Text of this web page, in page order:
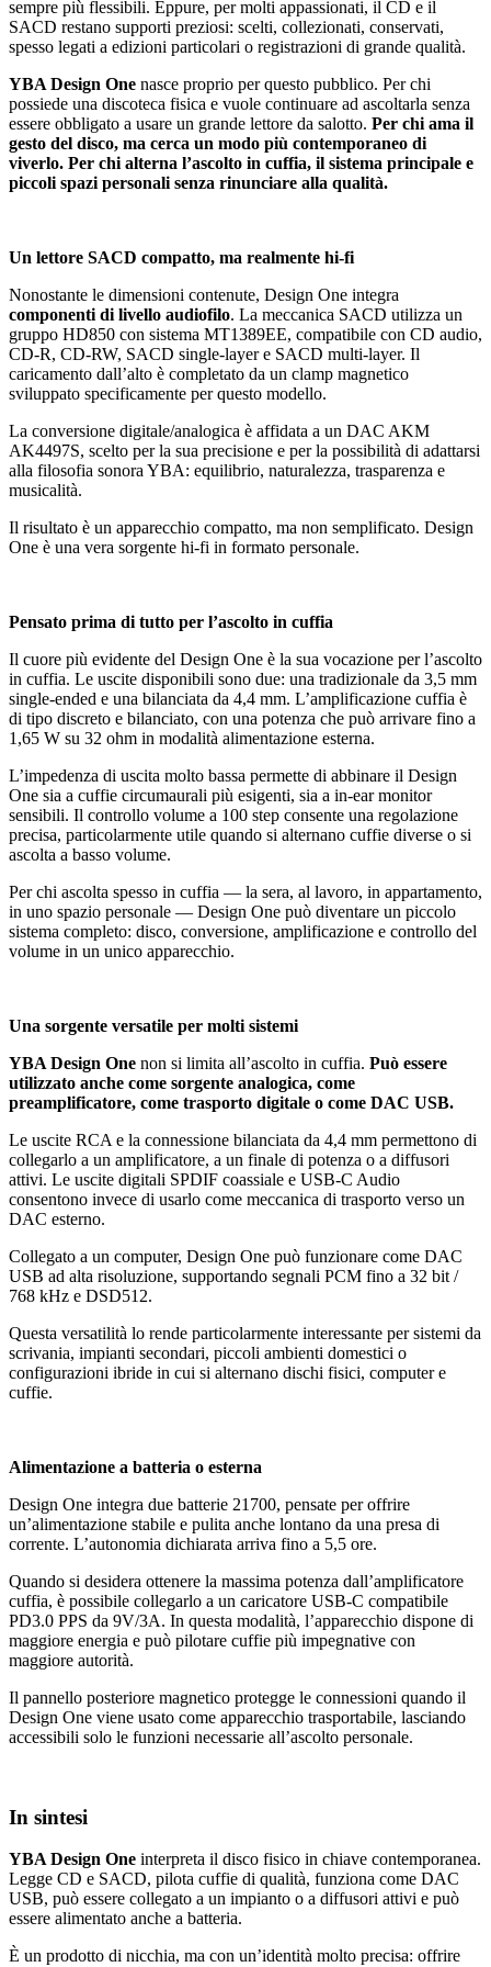
sempre più flessibili. Eppure, per molti appassionati, il CD e il
SACD restano supporti preziosi: scelti, collezionati, conservati,
spesso legati a edizioni particolari o registrazioni di grande qualità.
YBA Design One nasce proprio per questo pubblico. Per chi
possiede una discoteca fisica e vuole continuare ad ascoltarla senza
essere obbligato a usare un grande lettore da salotto. Per chi ama il
gesto del disco, ma cerca un modo più contemporaneo di
viverlo. Per chi alterna l’ascolto in cuffia, il sistema principale e
piccoli spazi personali senza rinunciare alla qualità.
Un lettore SACD compatto, ma realmente hi-fi
Nonostante le dimensioni contenute, Design One integra
componenti di livello audiofilo. La meccanica SACD utilizza un
gruppo HD850 con sistema MT1389EE, compatibile con CD audio,
CD-R, CD-RW, SACD single-layer e SACD multi-layer. Il
caricamento dall’alto è completato da un clamp magnetico
sviluppato specificamente per questo modello.
La conversione digitale/analogica è affidata a un DAC AKM
AK4497S, scelto per la sua precisione e per la possibilità di adattarsi
alla filosofia sonora YBA: equilibrio, naturalezza, trasparenza e
musicalità.
Il risultato è un apparecchio compatto, ma non semplificato. Design
One è una vera sorgente hi-fi in formato personale.
Pensato prima di tutto per l’ascolto in cuffia
Il cuore più evidente del Design One è la sua vocazione per l’ascolto
in cuffia. Le uscite disponibili sono due: una tradizionale da 3,5 mm
single-ended e una bilanciata da 4,4 mm. L’amplificazione cuffia è
di tipo discreto e bilanciato, con una potenza che può arrivare fino a
1,65 W su 32 ohm in modalità alimentazione esterna.
L’impedenza di uscita molto bassa permette di abbinare il Design
One sia a cuffie circumaurali più esigenti, sia a in-ear monitor
sensibili. Il controllo volume a 100 step consente una regolazione
precisa, particolarmente utile quando si alternano cuffie diverse o si
ascolta a basso volume.
Per chi ascolta spesso in cuffia — la sera, al lavoro, in appartamento,
in uno spazio personale — Design One può diventare un piccolo
sistema completo: disco, conversione, amplificazione e controllo del
volume in un unico apparecchio.
Una sorgente versatile per molti sistemi
YBA Design One non si limita all’ascolto in cuffia. Può essere
utilizzato anche come sorgente analogica, come
preamplificatore, come trasporto digitale o come DAC USB.
Le uscite RCA e la connessione bilanciata da 4,4 mm permettono di
collegarlo a un amplificatore, a un finale di potenza o a diffusori
attivi. Le uscite digitali SPDIF coassiale e USB-C Audio
consentono invece di usarlo come meccanica di trasporto verso un
DAC esterno.
Collegato a un computer, Design One può funzionare come DAC
USB ad alta risoluzione, supportando segnali PCM fino a 32 bit /
768 kHz e DSD512.
Questa versatilità lo rende particolarmente interessante per sistemi da
scrivania, impianti secondari, piccoli ambienti domestici o
configurazioni ibride in cui si alternano dischi fisici, computer e
cuffie.
Alimentazione a batteria o esterna
Design One integra due batterie 21700, pensate per offrire
un’alimentazione stabile e pulita anche lontano da una presa di
corrente. L’autonomia dichiarata arriva fino a 5,5 ore.
Quando si desidera ottenere la massima potenza dall’amplificatore
cuffia, è possibile collegarlo a un caricatore USB-C compatibile
PD3.0 PPS da 9V/3A. In questa modalità, l’apparecchio dispone di
maggiore energia e può pilotare cuffie più impegnative con
maggiore autorità.
Il pannello posteriore magnetico protegge le connessioni quando il
Design One viene usato come apparecchio trasportabile, lasciando
accessibili solo le funzioni necessarie all’ascolto personale.
In sintesi
YBA Design One interpreta il disco fisico in chiave contemporanea.
Legge CD e SACD, pilota cuffie di qualità, funziona come DAC
USB, può essere collegato a un impianto o a diffusori attivi e può
essere alimentato anche a batteria.
È un prodotto di nicchia, ma con un’identità molto precisa: offrire